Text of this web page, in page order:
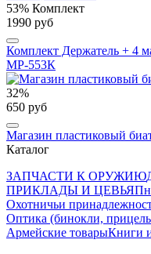
53% Комплект
1990 руб
Комплект Держатель + 4
МР-553К
32%
650 руб
Магазин пластиковый
Каталог
ЗАПЧАСТИ К ОРУЖИЮ
ПРИКЛАДЫ И ЦЕВЬЯ
Охотничьи
Оптика (бинокли,
Армейские товарыКниги